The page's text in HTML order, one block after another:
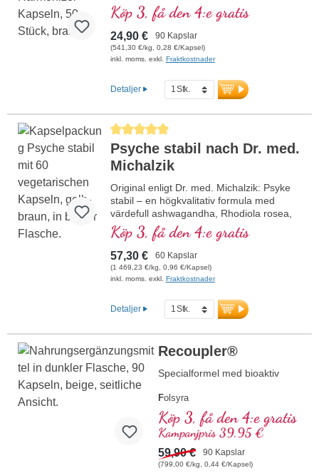
Köp 3, få den 4:e gratis
24,90 € 90 Kapslar
(541,30 €/kg, 0,28 €/Kapsel)
inkl. moms. exkl. Fraktkostnader
Detaljer
Genomsnittligt betyg på 5 av 5 stjärnor
Psyche stabil nach Dr. med.
Michalzik
Original enligt Dr. med. Michalzik: Psyke
stabil – en högkvalitativ formula med
värdefull ashwagandha, Rhodiola rosea,
fosfatidylserin, SAMe, Omega 3 och
vitamin B12, som bidrar till nervsystemets
normala funktion. Innehåller biologiskt
aktiva former av vitamin B2, B6, B12 och
folsyra för optimal effektivitet. Producerad
baserad på över 40 års
vitalämnesexpertis. De höggradigt rena
aluminiumfri. Psyke stabil enligt Dr. med.
Michalzik – beprövad, certifierad och
hållbar för ditt välbefinnande.
Köp 3, få den 4:e gratis
57,30 € 60 Kapslar
(1 469,23 €/kg, 0,96 €/Kapsel)
inkl. moms. exkl. Fraktkostnader
Detaljer
Recoupler®
Specialformel med bioaktiv
Folsyra
Arginin
Lykopen
Curkuma
Curcumin
Askorbinsyra
Köp 3, få den 4:e gratis
Kampanjpris 39,95 €
59,90 € 90 Kapslar
(799,00 €/kg, 0,44 €/Kapsel)